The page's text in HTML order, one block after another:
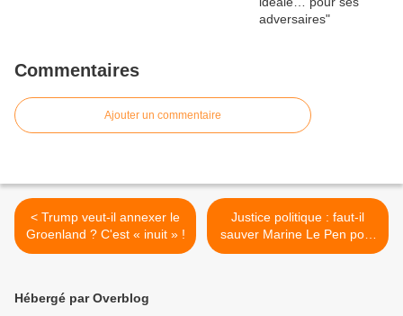
Commentaires
Ajouter un commentaire
< Trump veut-il annexer le
Groenland ? C'est « inuit » !
Justice politique : faut-il
sauver Marine Le Pen pour
qu’elle perde encore ? >
Hébergé par Overblog